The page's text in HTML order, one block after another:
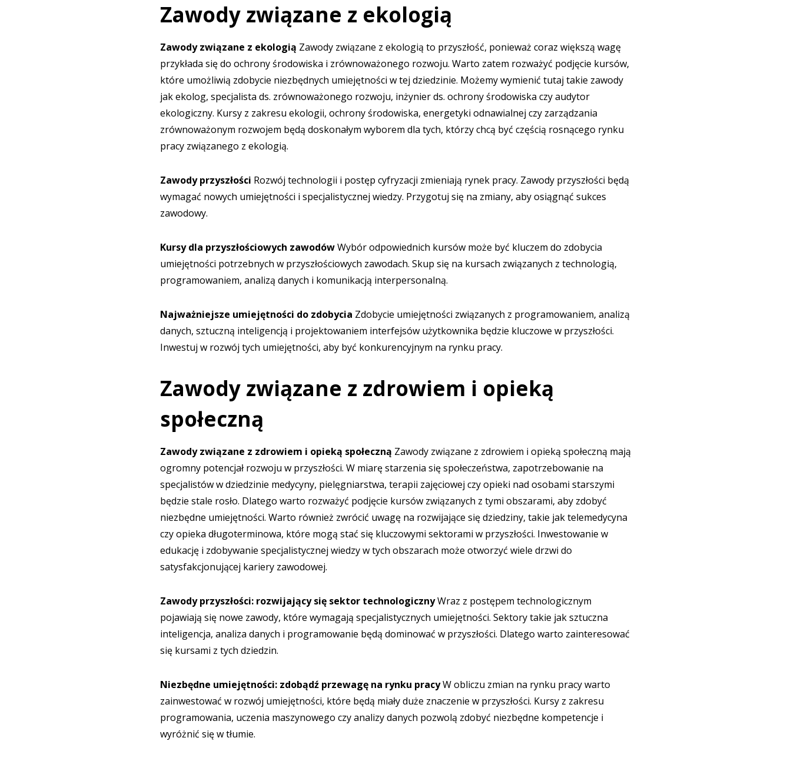
Zawody związane z ekologią
Zawody związane z ekologią Zawody związane z ekologią to przyszłość, ponieważ coraz większą wagę
przykłada się do ochrony środowiska i zrównoważonego rozwoju. Warto zatem rozważyć podjęcie kursów,
które umożliwią zdobycie niezbędnych umiejętności w tej dziedzinie. Możemy wymienić tutaj takie zawody
jak ekolog, specjalista ds. zrównoważonego rozwoju, inżynier ds. ochrony środowiska czy audytor
ekologiczny. Kursy z zakresu ekologii, ochrony środowiska, energetyki odnawialnej czy zarządzania
zrównoważonym rozwojem będą doskonałym wyborem dla tych, którzy chcą być częścią rosnącego rynku
pracy związanego z ekologią.
Zawody przyszłości Rozwój technologii i postęp cyfryzacji zmieniają rynek pracy. Zawody przyszłości będą
wymagać nowych umiejętności i specjalistycznej wiedzy. Przygotuj się na zmiany, aby osiągnąć sukces
zawodowy.
Kursy dla przyszłościowych zawodówWybór odpowiednich kursów może być kluczem do zdobycia
umiejętności potrzebnych w przyszłościowych zawodach. Skup się na kursach związanych z technologią,
programowaniem, analizą danych i komunikacją interpersonalną.
Najważniejsze umiejętności do zdobycia Zdobycie umiejętności związanych z programowaniem, analizą
danych, sztuczną inteligencją i projektowaniem interfejsów użytkownika będzie kluczowe w przyszłości.
Inwestuj w rozwój tych umiejętności, aby być konkurencyjnym na rynku pracy.
Zawody związane z zdrowiem i opieką
społeczną
Zawody związane z zdrowiem i opieką społeczną Zawody związane z zdrowiem i opieką społeczną mają
ogromny potencjał rozwoju w przyszłości. W miarę starzenia się społeczeństwa, zapotrzebowanie na
specjalistów w dziedzinie medycyny, pielęgniarstwa, terapii zajęciowej czy opieki nad osobami starszymi
będzie stale rosło. Dlatego warto rozważyć podjęcie kursów związanych z tymi obszarami, aby zdobyć
niezbędne umiejętności. Warto również zwrócić uwagę na rozwijające się dziedziny, takie jak telemedycyna
czy opieka długoterminowa, które mogą stać się kluczowymi sektorami w przyszłości. Inwestowanie w
edukację i zdobywanie specjalistycznej wiedzy w tych obszarach może otworzyć wiele drzwi do
satysfakcjonującej kariery zawodowej.
Zawody przyszłości: rozwijający się sektor technologicznyWraz z postępem technologicznym
pojawiają się nowe zawody, które wymagają specjalistycznych umiejętności. Sektory takie jak sztuczna
inteligencja, analiza danych i programowanie będą dominować w przyszłości. Dlatego warto zainteresować
się kursami z tych dziedzin.
Niezbędne umiejętności: zdobądź przewagę na rynku pracyW obliczu zmian na rynku pracy warto
zainwestować w rozwój umiejętności, które będą miały duże znaczenie w przyszłości. Kursy z zakresu
programowania, uczenia maszynowego czy analizy danych pozwolą zdobyć niezbędne kompetencje i
wyróżnić się w tłumie.